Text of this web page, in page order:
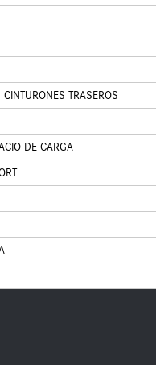
TRASEROS
DE CARGA